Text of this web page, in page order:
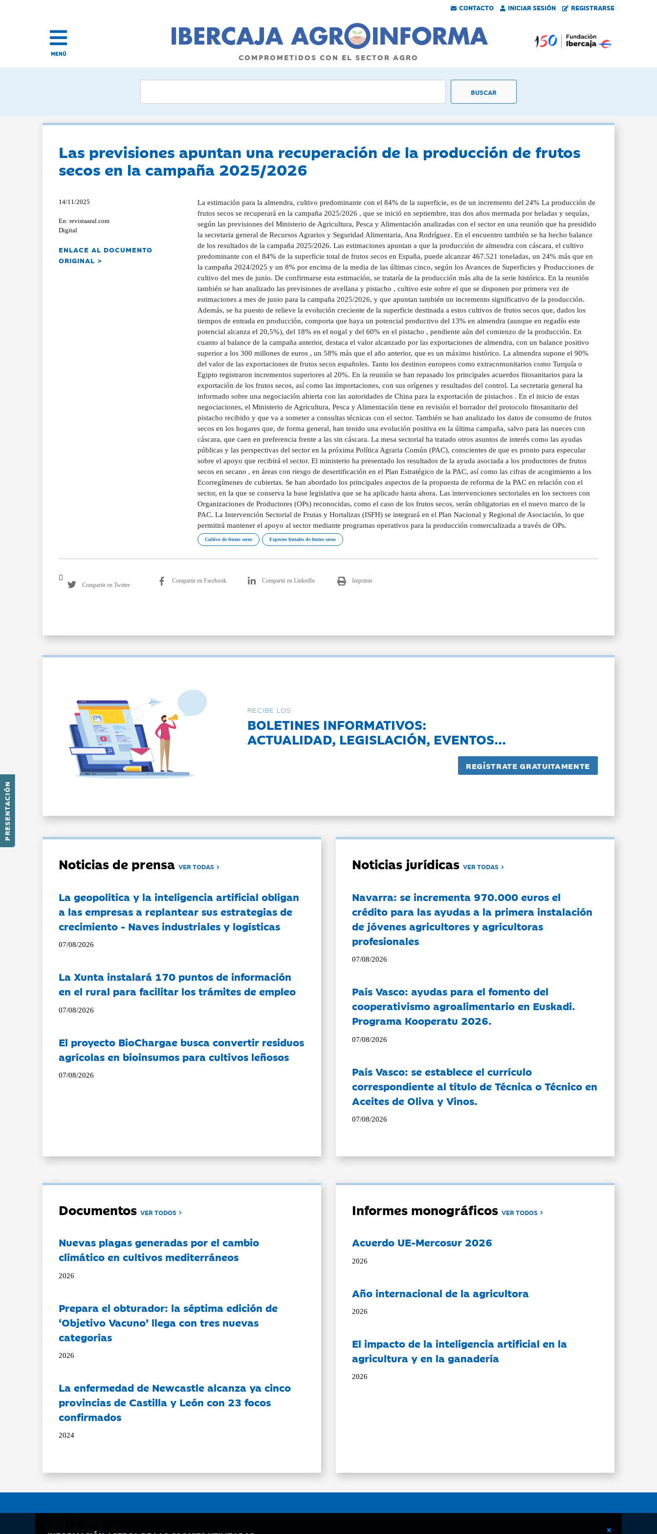
CONTACTO INICIAR SESIÓN REGISTRARSE
PRESENTACIÓN
MENÚ COMPROMETIDOS CON EL SECTOR AGRO
Las previsiones apuntan una recuperación de la producción de frutos
secos en la campaña 2025/2026
14/11/2025
En: revistaaral.com
Digital
ENLACE AL DOCUMENTO
ORIGINAL >
La estimación para la almendra, cultivo predominante con el 84% de la superficie, es de un incremento del 24% La producción de
frutos secos se recuperará en la campaña 2025/2026 , que se inició en septiembre, tras dos años mermada por heladas y sequías,
según las previsiones del Ministerio de Agricultura, Pesca y Alimentación analizadas con el sector en una reunión que ha presidido
la secretaria general de Recursos Agrarios y Seguridad Alimentaria, Ana Rodríguez. En el encuentro también se ha hecho balance
de los resultados de la campaña 2025/2026. Las estimaciones apuntan a que la producción de almendra con cáscara, el cultivo
predominante con el 84% de la superficie total de frutos secos en España, puede alcanzar 467.521 toneladas, un 24% más que en
la campaña 2024/2025 y un 8% por encima de la media de las últimas cinco, según los Avances de Superficies y Producciones de
cultivo del mes de junio. De confirmarse esta estimación, se trataría de la producción más alta de la serie histórica. En la reunión
también se han analizado las previsiones de avellana y pistacho , cultivo este sobre el que se disponen por primera vez de
estimaciones a mes de junio para la campaña 2025/2026, y que apuntan también un incremento significativo de la producción.
Además, se ha puesto de relieve la evolución creciente de la superficie destinada a estos cultivos de frutos secos que, dados los
tiempos de entrada en producción, comporta que haya un potencial productivo del 13% en almendra (aunque en regadío este
potencial alcanza el 20,5%), del 18% en el nogal y del 60% en el pistacho , pendiente aún del comienzo de la producción. En
cuanto al balance de la campaña anterior, destaca el valor alcanzado por las exportaciones de almendra, con un balance positivo
superior a los 300 millones de euros , un 58% más que el año anterior, que es un máximo histórico. La almendra supone el 90%
del valor de las exportaciones de frutos secos españoles. Tanto los destinos europeos como extracomunitarios como Turquía o
Egipto registraron incrementos superiores al 20%. En la reunión se han repasado los principales acuerdos fitosanitarios para la
exportación de los frutos secos, así como las importaciones, con sus orígenes y resultados del control. La secretaria general ha
informado sobre una negociación abierta con las autoridades de China para la exportación de pistachos . En el inicio de estas
negociaciones, el Ministerio de Agricultura, Pesca y Alimentación tiene en revisión el borrador del protocolo fitosanitario del
pistacho recibido y que va a someter a consultas técnicas con el sector. También se han analizado los datos de consumo de frutos
secos en los hogares que, de forma general, han tenido una evolución positiva en la última campaña, salvo para las nueces con
cáscara, que caen en preferencia frente a las sin cáscara. La mesa sectorial ha tratado otros asuntos de interés como las ayudas
públicas y las perspectivas del sector en la próxima Política Agraria Común (PAC), conscientes de que es pronto para especular
sobre el apoyo que recibirá el sector. El ministerio ha presentado los resultados de la ayuda asociada a los productores de frutos
secos en secano , en áreas con riesgo de desertificación en el Plan Estratégico de la PAC, así como las cifras de acogimiento a los
Ecorregímenes de cubiertas. Se han abordado los principales aspectos de la propuesta de reforma de la PAC en relación con el
sector, en la que se conserva la base legislativa que se ha aplicado hasta ahora. Las intervenciones sectoriales en los sectores con
Organizaciones de Productores (OPs) reconocidas, como el caso de los frutos secos, serán obligatorias en el nuevo marco de la
PAC. La Intervención Sectorial de Frutas y Hortalizas (ISFH) se integrará en el Plan Nacional y Regional de Asociación, lo que
permitirá mantener el apoyo al sector mediante programas operativos para la producción comercializada a través de OPs.
Cultivo de frutos secos Especies frutales de frutos secos
Compartir en Twitter
Compartir en Facebook Compartir en LinkedIn Imprimir
RECIBE LOS
BOLETINES INFORMATIVOS:
ACTUALIDAD, LEGISLACIÓN, EVENTOS...
Noticias de prensaVER TODAS
La geopolítica y la inteligencia artificial obligan
a las empresas a replantear sus estrategias de
crecimiento - Naves industriales y logísticas
07/08/2026
La Xunta instalará 170 puntos de información
en el rural para facilitar los trámites de empleo
07/08/2026
El proyecto BioChargae busca convertir residuos
agrícolas en bioinsumos para cultivos leñosos
07/08/2026
Noticias jurídicasVER TODAS
Navarra: se incrementa 970.000 euros el
crédito para las ayudas a la primera instalación
de jóvenes agricultores y agricultoras
profesionales
07/08/2026
País Vasco: ayudas para el fomento del
cooperativismo agroalimentario en Euskadi.
Programa Kooperatu 2026.
07/08/2026
País Vasco: se establece el currículo
correspondiente al título de Técnica o Técnico en
Aceites de Oliva y Vinos.
07/08/2026
DocumentosVER TODOS
Nuevas plagas generadas por el cambio
climático en cultivos mediterráneos
2026
Prepara el obturador: la séptima edición de
‘Objetivo Vacuno’ llega con tres nuevas
categorías
2026
La enfermedad de Newcastle alcanza ya cinco
provincias de Castilla y León con 23 focos
confirmados
2024
Informes monográficosVER TODOS
Acuerdo UE-Mercosur 2026
2026
Año internacional de la agricultora
2026
El impacto de la inteligencia artificial en la
agricultura y en la ganadería
2026